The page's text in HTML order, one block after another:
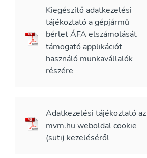
Kiegészítő adatkezelési
tájékoztató a gépjármű
bérlet ÁFA elszámolását
támogató applikációt
használó munkavállalók
részére
Adatkezelési tájékoztató az
mvm.hu weboldal cookie
(süti) kezeléséről